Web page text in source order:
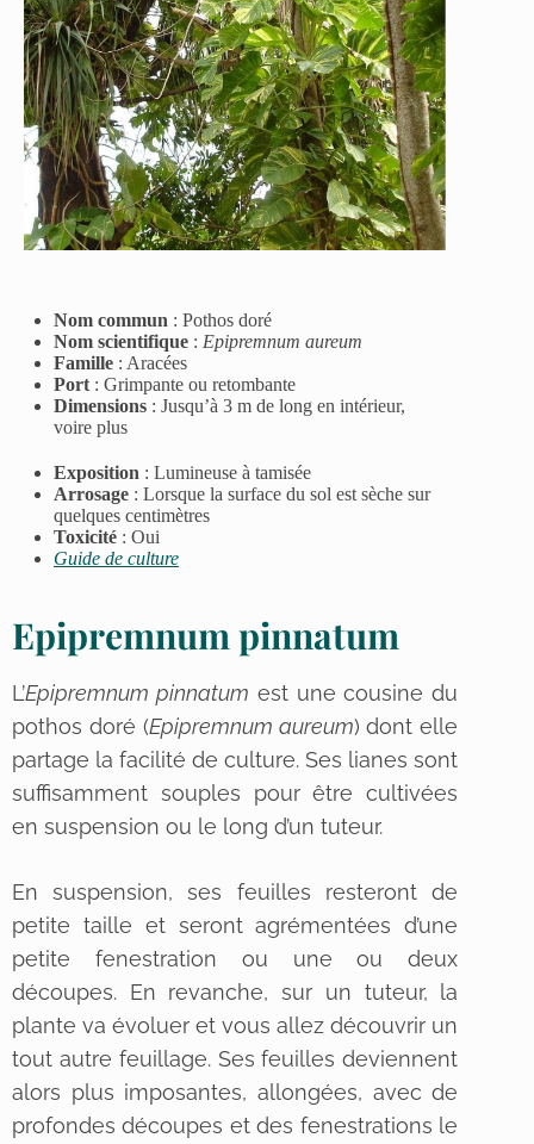
Nom commun : Pothos doré
Nom scientifique : Epipremnum aureum
Famille : Aracées
Port : Grimpante ou retombante
Dimensions : Jusqu’à 3 m de long en intérieur,
voire plus
Exposition : Lumineuse à tamisée
Arrosage : Lorsque la surface du sol est sèche sur
quelques centimètres
Toxicité : Oui
Guide de culture
Epipremnum pinnatum
L’Epipremnum pinnatum est une cousine du
pothos doré (Epipremnum aureum) dont elle
partage la facilité de culture. Ses lianes sont
suffisamment souples pour être cultivées
en suspension ou le long d’un tuteur.
En suspension, ses feuilles resteront de
petite taille et seront agrémentées d’une
petite fenestration ou une ou deux
découpes. En revanche, sur un tuteur, la
plante va évoluer et vous allez découvrir un
tout autre feuillage. Ses feuilles deviennent
alors plus imposantes, allongées, avec de
profondes découpes et des fenestrations le